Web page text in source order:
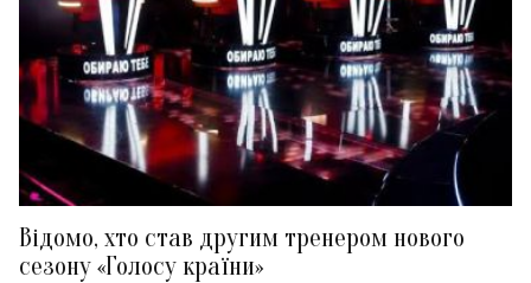
Відомо, хто став другим тренером нового
сезону «Голосу країни»